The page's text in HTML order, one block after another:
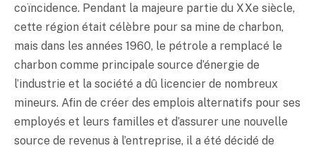
coïncidence. Pendant la majeure partie du XXe siècle,
cette région était célèbre pour sa mine de charbon,
mais dans les années 1960, le pétrole a remplacé le
charbon comme principale source d’énergie de
l’industrie et la société a dû licencier de nombreux
mineurs. Afin de créer des emplois alternatifs pour ses
employés et leurs familles et d’assurer une nouvelle
source de revenus à l’entreprise, il a été décidé de